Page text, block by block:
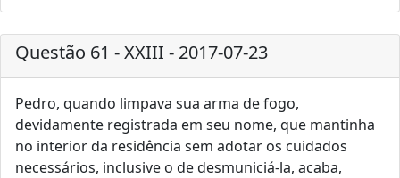
Questão 61 - XXIII - 2017-07-23
Pedro, quando limpava sua arma de fogo,
devidamente registrada em seu nome, que mantinha
no interior da residência sem adotar os cuidados
necessários, inclusive o de desmuniciá-la, acaba,